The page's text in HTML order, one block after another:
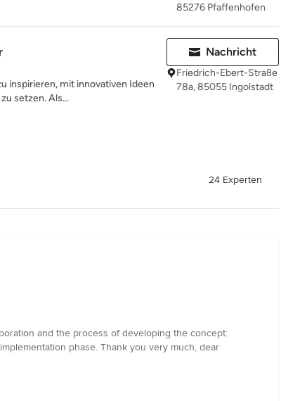
85276 Pfaffenhofen
inspirieren, mit innovativen Ideen
setzen. Als...
Nachricht
Friedrich-Ebert-Straße
78a, 85055 Ingolstadt
24 Experten
and the process of developing the concept:
phase. Thank you very much, dear